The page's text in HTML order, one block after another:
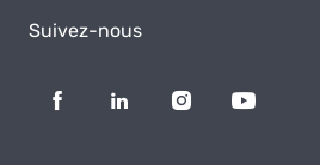
Suivez-nous